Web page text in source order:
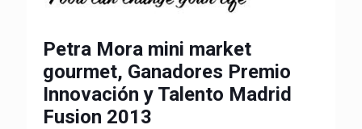
Petra Mora mini market
gourmet, Ganadores Premio
Innovación y Talento Madrid
Fusion 2013